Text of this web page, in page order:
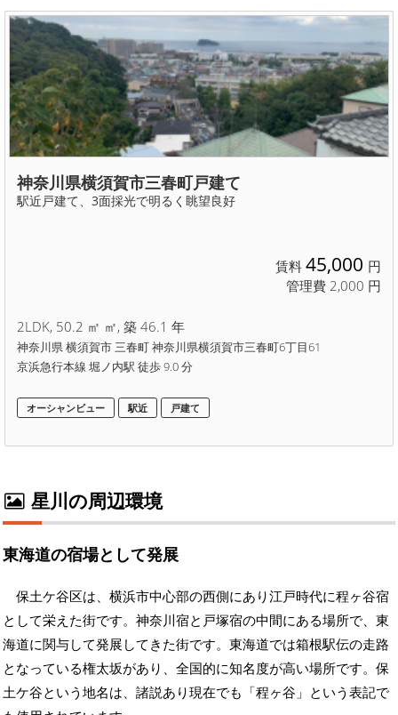
神奈川県横須賀市三春町戸建て
駅近戸建て、3面採光で明るく眺望良好
賃料 45,000 円
管理費 2,000 円
2LDK, 50.2 ㎡ ㎡, 築 46.1 年
神奈川県 横須賀市 三春町 神奈川県横須賀市三春町6丁目61
京浜急行本線 堀ノ内駅 徒歩 9.0 分
オーシャンビュー 駅近 戸建て
星川の周辺環境
東海道の宿場として発展
保土ケ谷区は、横浜市中心部の西側にあり江戸時代に程ヶ谷宿
として栄えた街です。神奈川宿と戸塚宿の中間にある場所で、東
海道に関与して発展してきた街です。東海道では箱根駅伝の走路
となっている権太坂があり、全国的に知名度が高い場所です。保
土ケ谷という地名は、諸説あり現在でも「程ヶ谷」という表記で